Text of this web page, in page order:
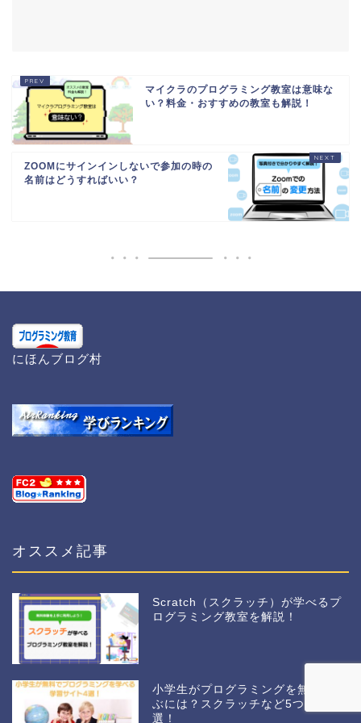
マイクラのプログラミング教室は意味な
い？料金・おすすめの教室も解説！
ZOOMにサインインしないで参加の時の
名前はどうすればいい？
にほんブログ村
オススメ記事
Scratch（スクラッチ）が学べるプ
ログラミング教室を解説！
小学生がプログラミングを無料で学
ぶには？スクラッチなど5つに厳
選！